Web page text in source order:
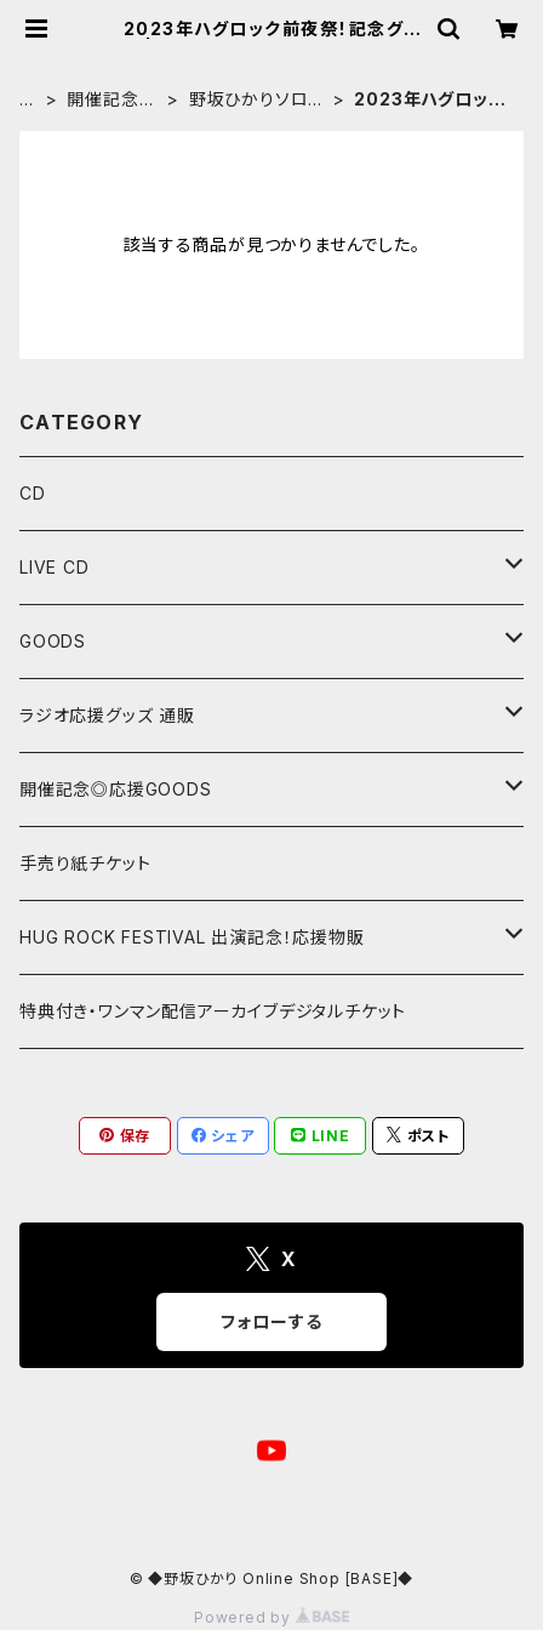
2023年ハグロック前夜祭！記念グッ
H
開催記念◎
野坂ひかりソロ
2023年ハグロック
該当する商品が見つかりませんでした。
CATEGORY
CD
LIVE CD
“Sing with Piano”シリーズ
“野坂ひかり Monthly Live CD”シリーズ
GOODS
Tシャツ
セットリスト色紙
チェキ
ランダムチェキ
画像指定チェキ
トートバッグ
コルクコースター
クリアファイル
ラジオ応援グッズ 通販
24/1/15 第32回 ゲスト:亜ノあこ
24/2/19 第33回 ゲスト:のうじょうりえ
24/3/18 第34回 ゲスト:増田桜美/オル
24/4/15 第35回 ゲスト:黒木ちひろ
24/6/17 第37回 ゲスト:山田萌
24/7/15 第38回 ゲスト:伊藤詩織
24/8/19 第39回 ゲスト 清野あやね
24/10/21 第41回 ゲスト:のうじょうりえ
開催記念◎応援GOODS
野坂ひかり Mini Oneman Live シリーズ
23/1/22@渋谷gee-ge.15周年記念ワンマン
野坂ひかりソロ スタジオ配信ライブ
2023年ハグロック前夜祭！記念グッズ
遠征応援グッズ
手売り紙チケット
HUG ROCK FESTIVAL 出演記念！応援物販
22.05.02 HUGROCK 2022 GW
23.05.02 ハグロック 2023 GW
特典付き・ワンマン配信アーカイブデジタルチケット
保存 シェア LINE ポスト
X
フォローする
© ◆野坂ひかり Online Shop [BASE]◆
Powered by